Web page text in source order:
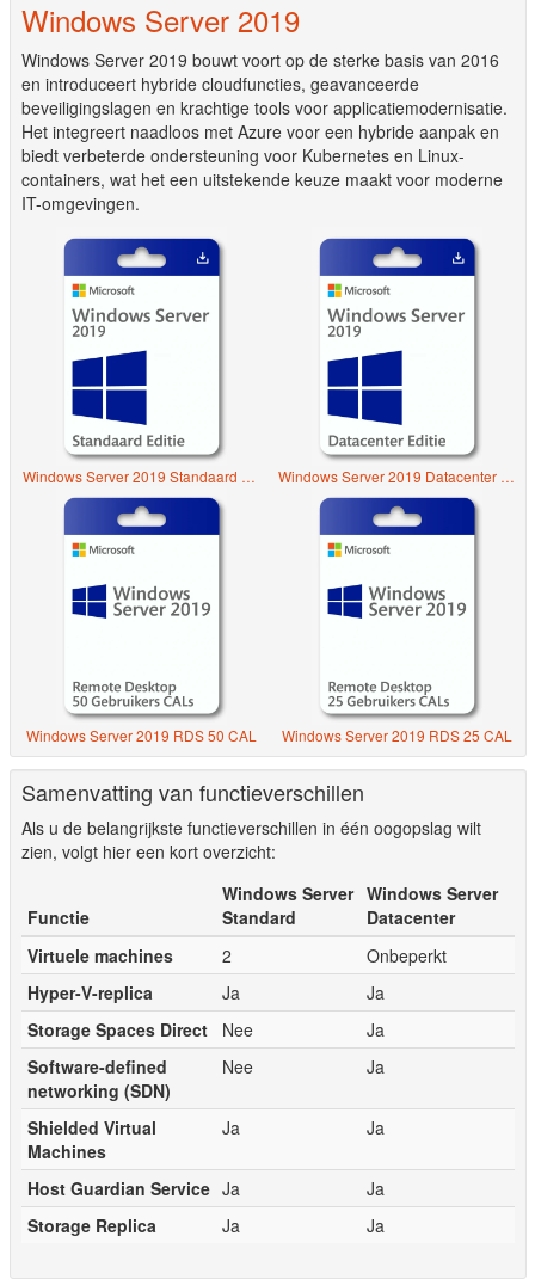
Windows Server 2019
Windows Server 2019 bouwt voort op de sterke basis van 2016
en introduceert hybride cloudfuncties, geavanceerde
beveiligingslagen en krachtige tools voor applicatiemodernisatie.
Het integreert naadloos met Azure voor een hybride aanpak en
biedt verbeterde ondersteuning voor Kubernetes en Linux-
containers, wat het een uitstekende keuze maakt voor moderne
IT-omgevingen.
Windows Server 2019 Standaard Editie Windows Server 2019 Datacenter Editie
Windows Server 2019 RDS 50 CAL Windows Server 2019 RDS 25 CAL
Samenvatting van functieverschillen
Als u de belangrijkste functieverschillen in één oogopslag wilt
zien, volgt hier een kort overzicht:
Functie
Windows Server
Standard
Windows Server
Datacenter
Virtuele machines
2
Onbeperkt
Hyper-V-replica
Ja
Ja
Storage Spaces Direct
Nee
Ja
Software-defined
networking (SDN)
Nee Ja
Shielded Virtual
Machines
Ja Ja
Host Guardian Service Ja
Ja
Storage Replica
Ja Ja